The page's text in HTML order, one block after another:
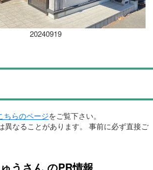
20240919
ちらのページをご覧下さい。
異なることがあります。 事前に必ず直接ご